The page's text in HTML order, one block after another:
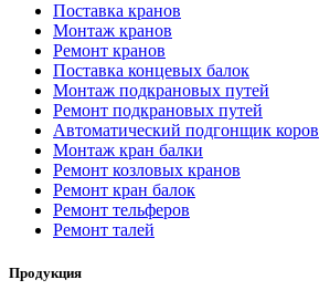
Поставка кранов
Монтаж кранов
Ремонт кранов
Поставка концевых балок
Монтаж подкрановых путей
Ремонт подкрановых путей
Автоматический подгонщик коров
Монтаж кран балки
Ремонт козловых кранов
Ремонт кран балок
Ремонт тельферов
Ремонт талей
Продукция